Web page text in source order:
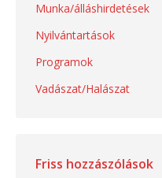
Munka/álláshirdetések
Nyilvántartások
Programok
Vadászat/Halászat
Friss hozzászólások